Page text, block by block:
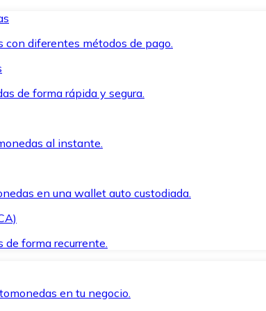
con diferentes métodos de pago.
de forma rápida y segura.
al instante.
en una wallet auto custodiada.
de forma recurrente.
en tu negocio.